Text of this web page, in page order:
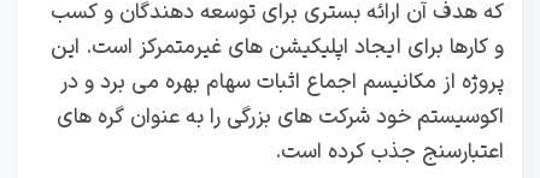
که هدف آن ارائه بستری برای توسعه‌ دهندگان و کسب‌
و کارها برای ایجاد اپلیکیشن‌ های غیرمتمرکز است. این
پروژه از مکانیسم اجماع اثبات سهام بهره می‌ برد و در
اکوسیستم خود شرکت‌ های بزرگی را به عنوان گره‌ های
اعتبارسنج جذب کرده است.